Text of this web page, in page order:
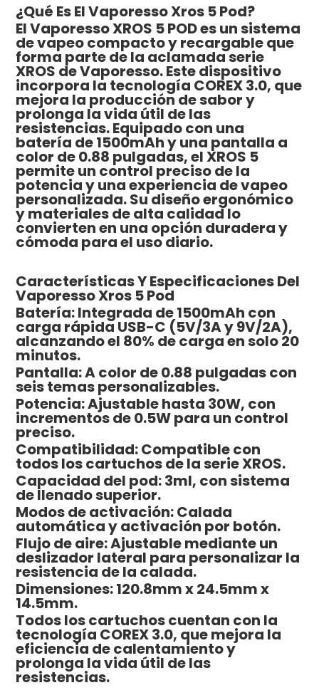
¿Qué Es El Vaporesso Xros 5 Pod?
El Vaporesso XROS 5 POD es un sistema
de vapeo compacto y recargable que
forma parte de la aclamada serie
XROS de Vaporesso. Este dispositivo
incorpora la tecnología COREX 3.0, que
mejora la producción de sabor y
prolonga la vida útil de las
resistencias. Equipado con una
batería de 1500mAh y una pantalla a
color de 0.88 pulgadas, el XROS 5
permite un control preciso de la
potencia y una experiencia de vapeo
personalizada. Su diseño ergonómico
y materiales de alta calidad lo
convierten en una opción duradera y
cómoda para el uso diario.
Características Y Especificaciones Del
Vaporesso Xros 5 Pod
Batería: Integrada de 1500mAh con
carga rápida USB-C (5V/3A y 9V/2A),
alcanzando el 80% de carga en solo 20
minutos.
Pantalla: A color de 0.88 pulgadas con
seis temas personalizables.
Potencia: Ajustable hasta 30W, con
incrementos de 0.5W para un control
preciso.
Compatibilidad: Compatible con
todos los cartuchos de la serie XROS.
Capacidad del pod: 3ml, con sistema
de llenado superior.
Modos de activación: Calada
automática y activación por botón.
Flujo de aire: Ajustable mediante un
deslizador lateral para personalizar la
resistencia de la calada.
Dimensiones: 120.8mm x 24.5mm x
14.5mm.
Todos los cartuchos cuentan con la
tecnología COREX 3.0, que mejora la
eficiencia de calentamiento y
prolonga la vida útil de las
resistencias.